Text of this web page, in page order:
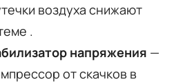
воздуха снижают
.
напряжения —
от скачков в